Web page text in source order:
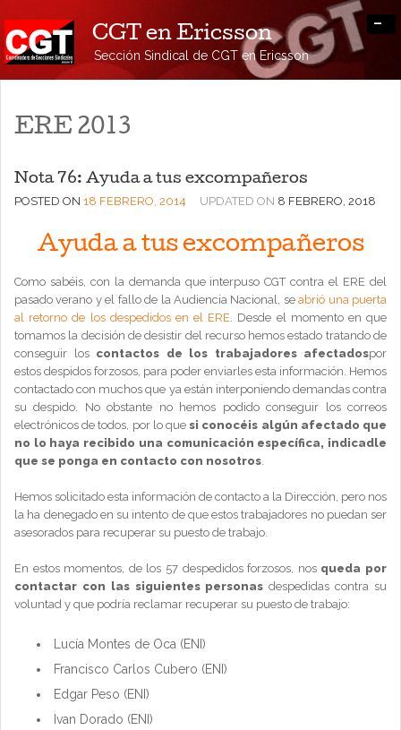
CGT en Ericsson
Sección Sindical de CGT en Ericsson
-
ERE 2013
Nota 76: Ayuda a tus excompañeros
POSTED ON 18 FEBRERO, 2014 UPDATED ON 8 FEBRERO, 2018
Ayuda a tus excompañeros
Como sabéis, con la demanda que interpuso CGT contra el ERE del
pasado verano y el fallo de la Audiencia Nacional, seabrió una puerta
al retorno de los despedidos en el ERE. Desde el momento en que
tomamos la decisión de desistir del recurso hemos estado tratando de
conseguir los contactos de los trabajadores afectadospor
estos despidos forzosos, para poder enviarles esta información. Hemos
contactado con muchos que ya están interponiendo demandas contra
su despido. No obstante no hemos podido conseguir los correos
electrónicos de todos, por lo quesi conocéis algún afectado que
no lo haya recibido una comunicación específica, indicadle
que se ponga en contacto con nosotros.
Hemos solicitado esta información de contacto a la Dirección, pero nos
la ha denegado en su intento de que estos trabajadores no puedan ser
asesorados para recuperar su puesto de trabajo.
En estos momentos, de los 57 despedidos forzosos, nos queda por
contactar con las siguientes personas despedidas contra su
voluntad y que podría reclamar recuperar su puesto de trabajo:
Lucía Montes de Oca (ENI)
Francisco Carlos Cubero (ENI)
Edgar Peso (ENI)
Ivan Dorado (ENI)